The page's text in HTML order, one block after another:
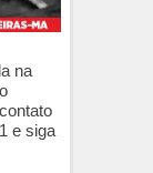
na
e siga